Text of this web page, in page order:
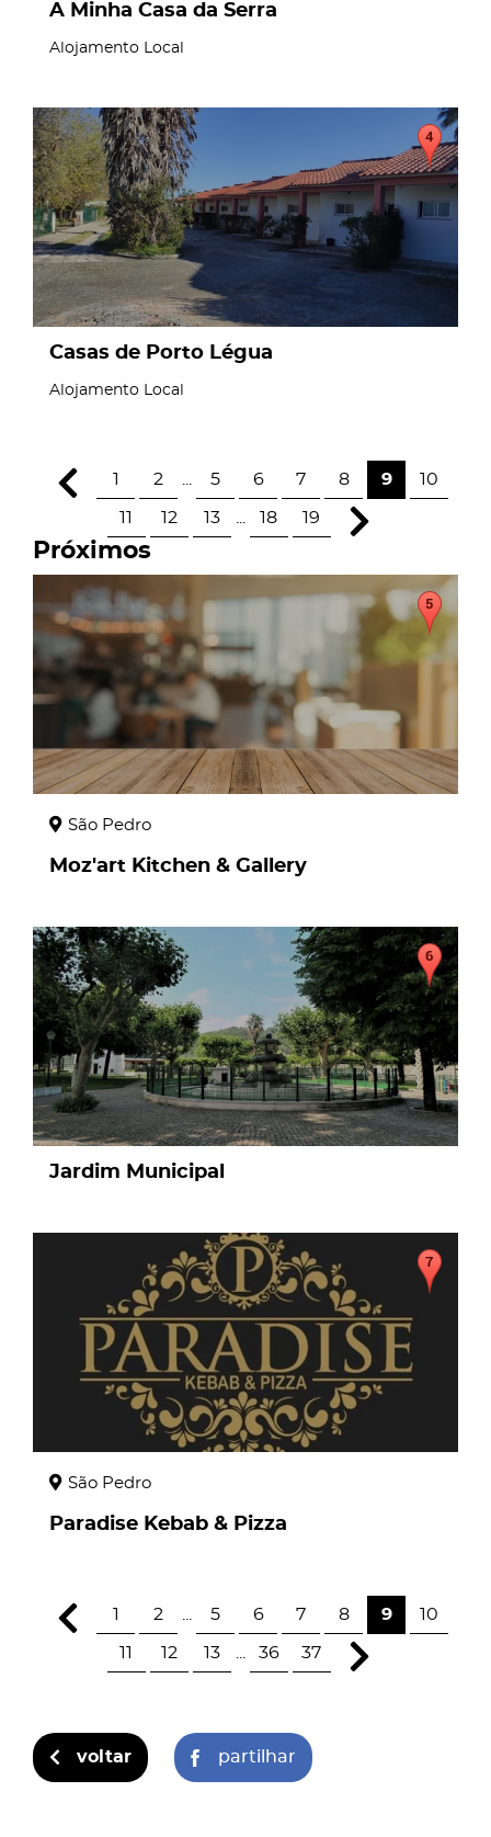
A Minha Casa da Serra
Alojamento Local
page
Casas de Porto Légua
Alojamento Local
1 2 5 6 7 8 9 10
11 12 13 18 19
Próximos
page
São Pedro
Moz'art Kitchen & Gallery
page
Jardim Municipal
São Pedro
Paradise Kebab & Pizza
1 2 5 6 7 8 9 10
11 12 13 36 37
voltar partilhar